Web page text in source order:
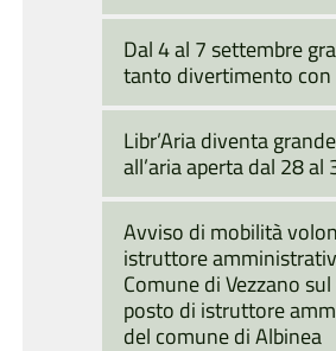
Dal 4 al 7 settembre
tanto divertimento con
Libr’Aria diventa
all’aria aperta dal 28 al
Avviso di mobilità
istruttore
Comune di Vezzano
posto di istruttore
del comune di Albinea